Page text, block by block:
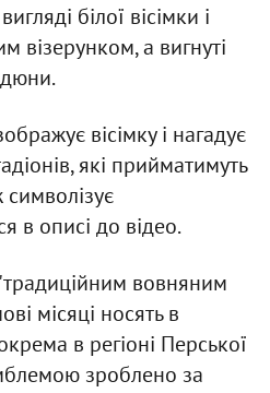
білої вісімки і
візерунком, а вигнуті
дюни.
вісімку і нагадує
які прийматимуть
символізує
в описі до відео.
вовняним
місяці носять в
в регіоні Перської
зроблено за